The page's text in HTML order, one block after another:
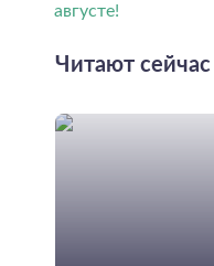
Читают сейчас